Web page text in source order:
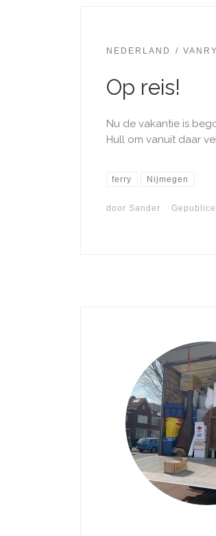
NEDERLAND VANRY
Op reis!
Nu de vakantie is
Hull om vanuit daar
ferry Nijmegen
door Sander